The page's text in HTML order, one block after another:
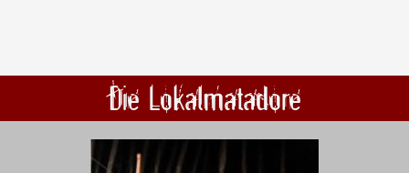
Die Lokalmatadore